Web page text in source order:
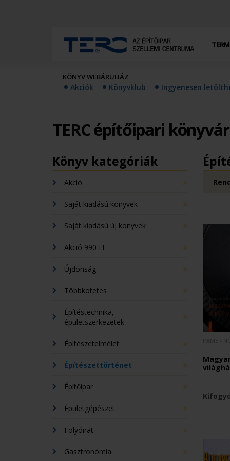
KÖNYV WEBÁRUHÁZ
Akciók Könyvklub Ingyenesen
TERC építőipari
Könyv kategóriák
Akció
Saját kiadású könyvek
Saját kiadású új könyvek
Akció 990 Ft
Újdonság
Többkötetes
Építéstechnika,
épületszerkezetek
Építészetelmélet
Építészettörténet
Építőipar
Épületgépészet
Folyóirat
Gasztronómia